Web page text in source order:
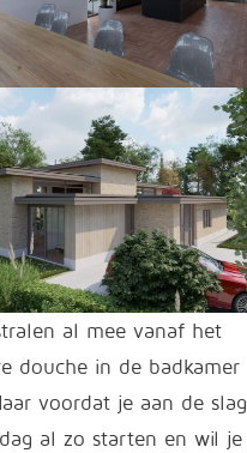
al mee vanaf het
douche in de badkamer
voordat je aan de slag
al zo starten en wil je